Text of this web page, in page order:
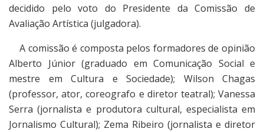
decidido pelo voto do Presidente da Comissão de
Avaliação Artística (julgadora).
A comissão é composta pelos formadores de opinião
Alberto Júnior (graduado em Comunicação Social e
mestre em Cultura e Sociedade); Wilson Chagas
(professor, ator, coreografo e diretor teatral); Vanessa
Serra (jornalista e produtora cultural, especialista em
Jornalismo Cultural); Zema Ribeiro (jornalista e diretor